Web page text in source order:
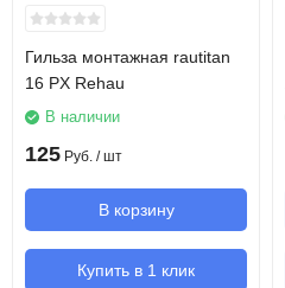
Гильза монтажная rautitan
16 PX Rehau
В наличии
125 Руб. / шт
В корзину
Купить в 1 клик